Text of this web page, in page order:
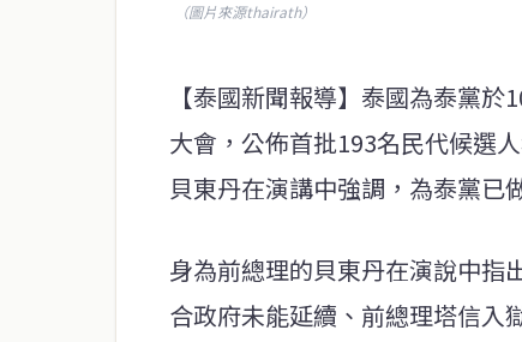
（圖片來源thairath）
【泰國新聞報導】泰國為泰黨
大會，公佈首批193名民代候選
貝東丹在演講中強調，為泰黨已
身為前總理的貝東丹在演說中指
合政府未能延續、前總理塔信入